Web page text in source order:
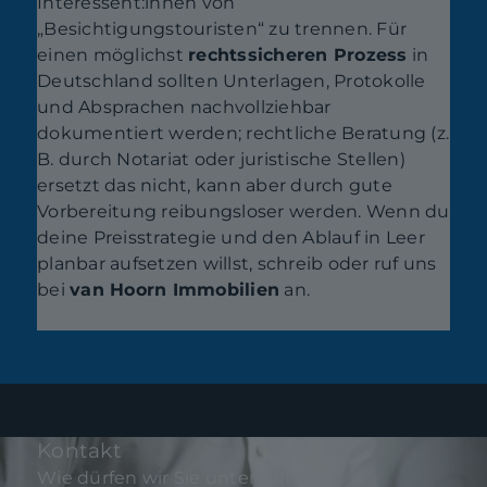
„Besichtigungstouristen“ zu trennen. Für
einen möglichst rechtssicheren Prozess in
Deutschland sollten Unterlagen, Protokolle
und Absprachen nachvollziehbar
dokumentiert werden; rechtliche Beratung (z.
B. durch Notariat oder juristische Stellen)
ersetzt das nicht, kann aber durch gute
Vorbereitung reibungsloser werden. Wenn du
deine Preisstrategie und den Ablauf in Leer
planbar aufsetzen willst, schreib oder ruf uns
beivan Hoorn Immobilien an.
Kontakt
Wie dürfen wir Sie unterstützen?